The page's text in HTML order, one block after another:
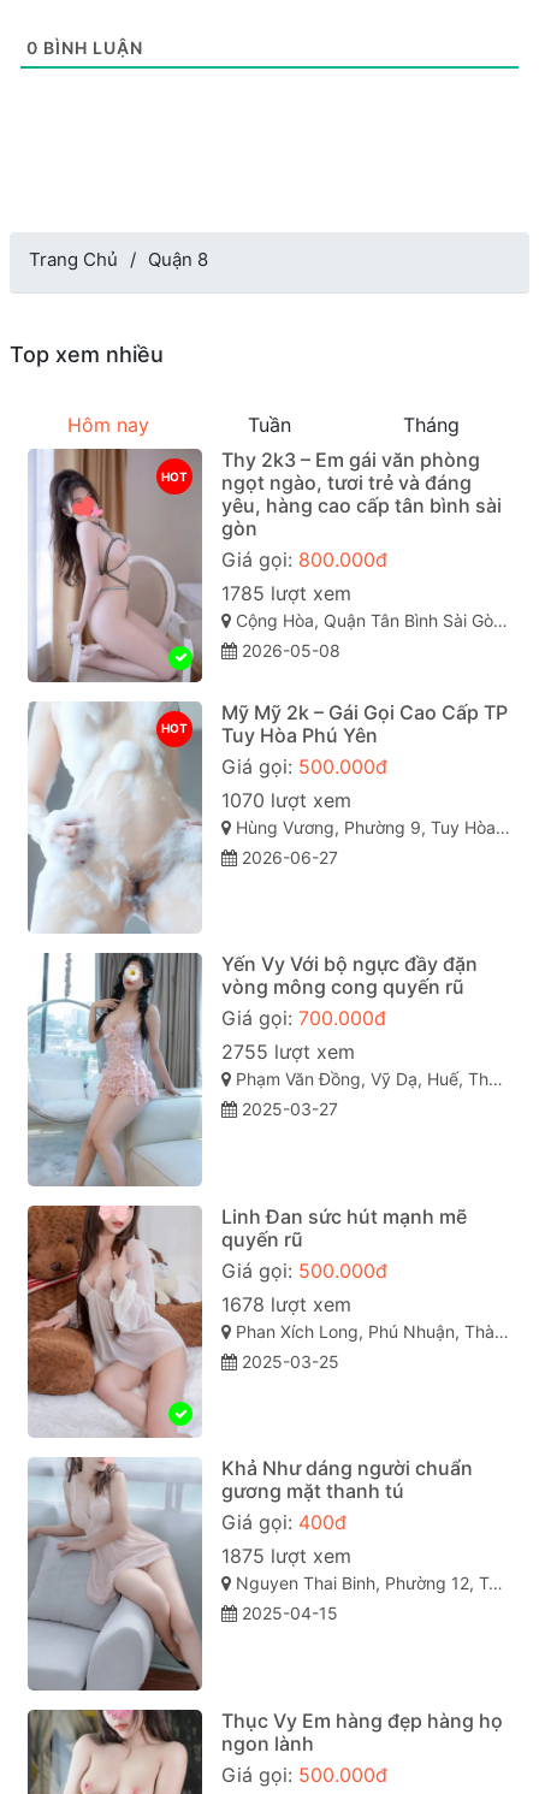
0 BÌNH LUẬN
Trang Chủ Quận 8
Top xem nhiều
Hôm nay Tuần Tháng
HOT
Thy 2k3 – Em gái văn phòng
ngọt ngào, tươi trẻ và đáng
yêu, hàng cao cấp tân bình sài
gòn
Giá gọi: 800.000đ
1785 lượt xem
Cộng Hòa, Quận Tân Bình Sài Gòn ( TP. Hồ Chí Minh )
2026-05-08
HOT
Mỹ Mỹ 2k – Gái Gọi Cao Cấp TP
Tuy Hòa Phú Yên
Giá gọi: 500.000đ
1070 lượt xem
Hùng Vương, Phường 9, Tuy Hòa, Phú Yên
2026-06-27
Yến Vy Với bộ ngực đầy đặn
vòng mông cong quyến rũ
Giá gọi: 700.000đ
2755 lượt xem
Phạm Văn Đồng, Vỹ Dạ, Huế, Thừa Thiên Huế
2025-03-27
Linh Đan sức hút mạnh mẽ
quyến rũ
Giá gọi: 500.000đ
1678 lượt xem
Phan Xích Long, Phú Nhuận, Thành phố Hồ Chí Minh
2025-03-25
Khả Như dáng người chuẩn
gương mặt thanh tú
Giá gọi: 400đ
1875 lượt xem
Nguyen Thai Binh, Phường 12, Tân Bình, Thành phố Hồ Chí Minh
2025-04-15
Thục Vy Em hàng đẹp hàng họ
ngon lành
Giá gọi: 500.000đ